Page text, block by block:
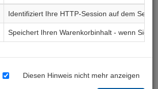
Identifiziert Ihre HTTP-Session auf dem Server
Speichert Ihren Warenkorbinhalt - wenn Sie
Diesen Hinweis nicht mehr anzeigen
Untersuchung